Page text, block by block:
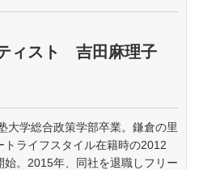
ィスト 吉田麻理子
大学総合政策学部卒業。鎌倉の里
ライフスタイル在籍時の2012
。2015年、同社を退職しフリー